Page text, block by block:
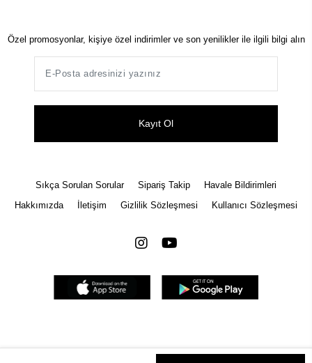
Özel promosyonlar, kişiye özel indirimler ve son yenilikler ile ilgili bilgi alın
Kayıt Ol
Sıkça Sorulan Sorular Sipariş Takip
Havale Bildirimleri
Hakkımızda
İletişim Gizlilik Sözleşmesi Kullanıcı Sözleşmesi
Tüm bilgileriniz 256bit SSL Sertifikası ile korunmaktadır.